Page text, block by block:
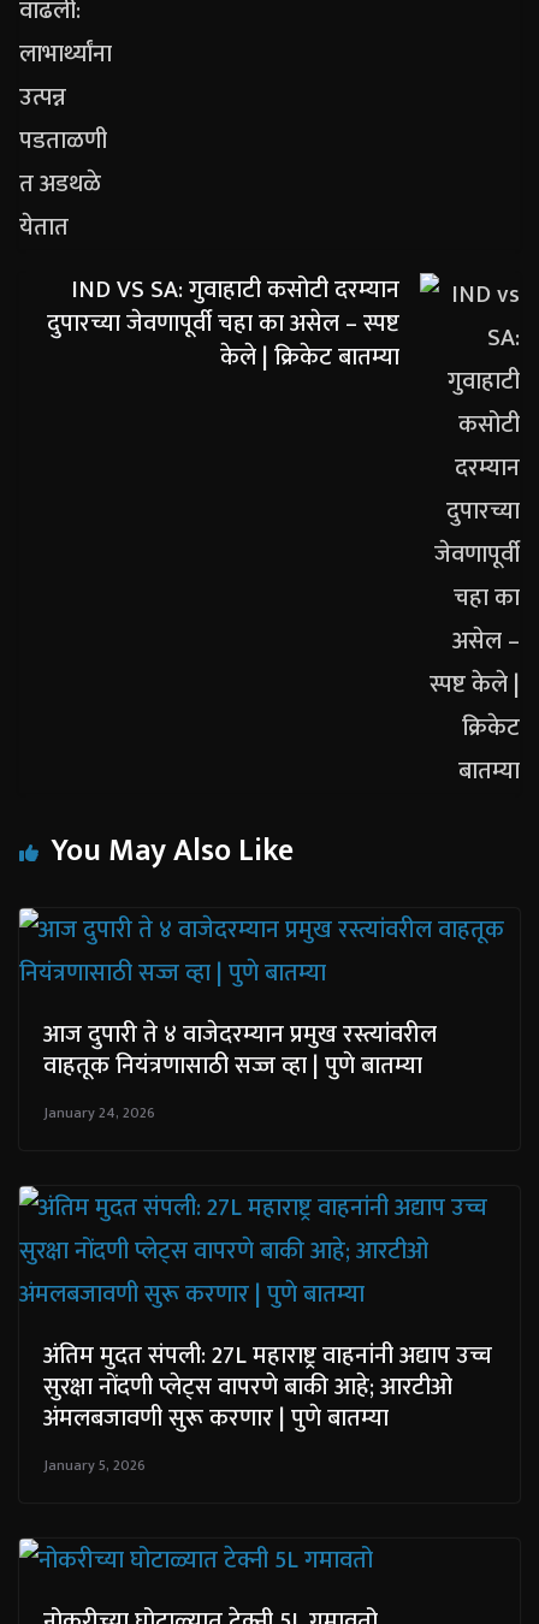
IND VS SA: गुवाहाटी कसोटी दरम्यान
दुपारच्या जेवणापूर्वी चहा का असेल – स्पष्ट
केले | क्रिकेट बातम्या
You May Also Like
आज दुपारी ते ४ वाजेदरम्यान प्रमुख रस्त्यांवरील
वाहतूक नियंत्रणासाठी सज्ज व्हा | पुणे बातम्या
January 24, 2026
अंतिम मुदत संपली: 27L महाराष्ट्र वाहनांनी अद्याप उच्च
सुरक्षा नोंदणी प्लेट्स वापरणे बाकी आहे; आरटीओ
अंमलबजावणी सुरू करणार | पुणे बातम्या
January 5, 2026